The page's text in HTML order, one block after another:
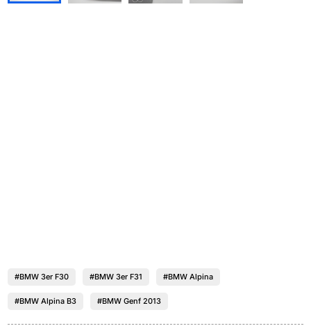
#BMW 3er F30 #BMW 3er F31 #BMW Alpina
#BMW Alpina B3 #BMW Genf 2013